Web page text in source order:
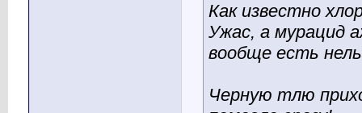
Как известно
Ужас, а мурацид
вообще есть
Черную тлю